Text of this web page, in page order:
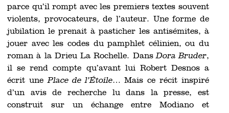
parce qu’il rompt avec les premiers textes souvent
violents, provocateurs, de l’auteur. Une forme de
jubilation le prenait à pasticher les antisémites, à
jouer avec les codes du pamphlet célinien, ou du
roman à la Drieu La Rochelle. DansDora Bruder,
il se rend compte qu’avant lui Robert Desnos a
écrit unePlace de l’Étoile… Mais ce récit inspiré
d’un avis de recherche lu dans la presse, est
construit sur un échange entre Modiano et